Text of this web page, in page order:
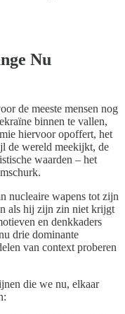
Nu
de meeste mensen nog
binnen te vallen,
hiervoor opoffert, het
de wereld meekijkt, de
waarden – het
nucleaire wapens tot zijn
als hij zijn zin niet krijgt
en denkkaders
drie dominante
van context proberen
die we nu, elkaar